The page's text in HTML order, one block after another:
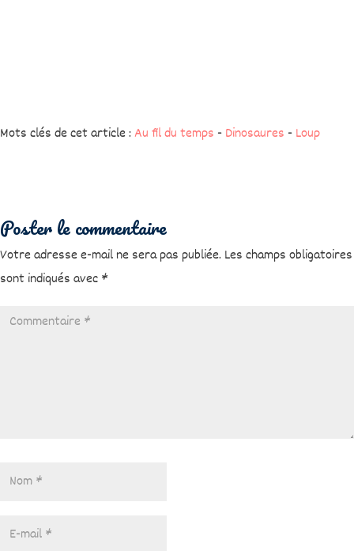
Mots clés de cet article :Au fil du temps - Dinosaures - Loup
Poster le commentaire
Votre adresse e-mail ne sera pas publiée. Les champs obligatoires
sont indiqués avec *